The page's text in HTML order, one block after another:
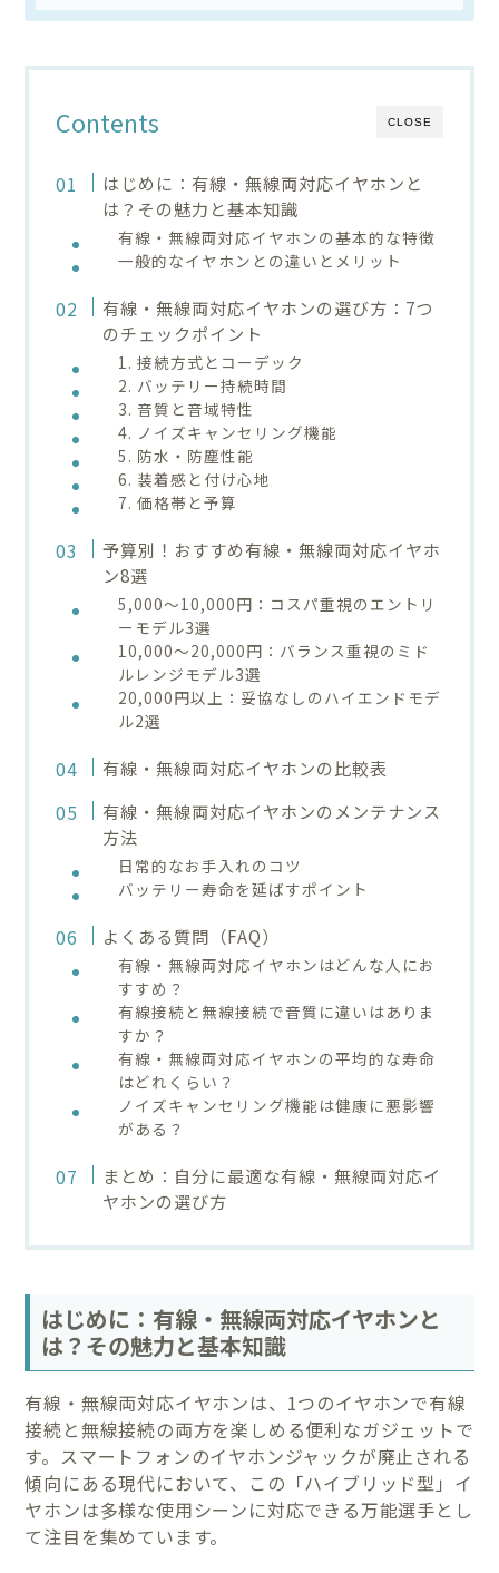
CLOSE
Contents
はじめに：有線・無線両対応イヤホンと
は？その魅力と基本知識
有線・無線両対応イヤホンの基本的な特徴
一般的なイヤホンとの違いとメリット
有線・無線両対応イヤホンの選び方：7つ
のチェックポイント
1. 接続方式とコーデック
2. バッテリー持続時間
3. 音質と音域特性
4. ノイズキャンセリング機能
5. 防水・防塵性能
6. 装着感と付け心地
7. 価格帯と予算
予算別！おすすめ有線・無線両対応イヤホ
ン8選
5,000〜10,000円：コスパ重視のエントリ
ーモデル3選
10,000〜20,000円：バランス重視のミド
ルレンジモデル3選
20,000円以上：妥協なしのハイエンドモデ
ル2選
有線・無線両対応イヤホンの比較表
有線・無線両対応イヤホンのメンテナンス
方法
日常的なお手入れのコツ
バッテリー寿命を延ばすポイント
よくある質問（FAQ）
有線・無線両対応イヤホンはどんな人にお
すすめ？
有線接続と無線接続で音質に違いはありま
すか？
有線・無線両対応イヤホンの平均的な寿命
はどれくらい？
ノイズキャンセリング機能は健康に悪影響
がある？
まとめ：自分に最適な有線・無線両対応イ
ヤホンの選び方
はじめに：有線・無線両対応イヤホンと
は？その魅力と基本知識
有線・無線両対応イヤホンは、1つのイヤホンで有線
接続と無線接続の両方を楽しめる便利なガジェットで
す。スマートフォンのイヤホンジャックが廃止される
傾向にある現代において、この「ハイブリッド型」イ
ヤホンは多様な使用シーンに対応できる万能選手とし
て注目を集めています。